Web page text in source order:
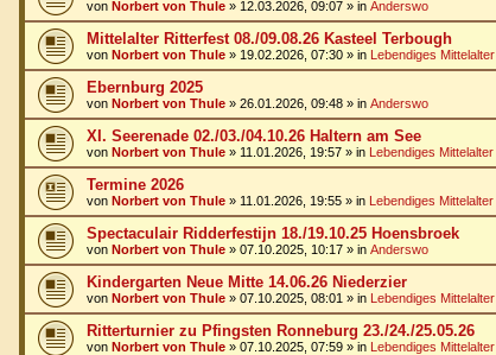
von Norbert von Thule » 12.03.2026, 09:07 » in Anderswo
Mittelalter Ritterfest 08./09.08.26 Kasteel Terbough
von Norbert von Thule » 19.02.2026, 07:30 » in Lebendiges Mittelalter
Ebernburg 2025
von Norbert von Thule » 26.01.2026, 09:48 » in Anderswo
XI. Seerenade 02./03./04.10.26 Haltern am See
von Norbert von Thule » 11.01.2026, 19:57 » in Lebendiges Mittelalter
Termine 2026
von Norbert von Thule » 11.01.2026, 19:55 » in Lebendiges Mittelalter
Spectaculair Ridderfestijn 18./19.10.25 Hoensbroek
von Norbert von Thule » 07.10.2025, 10:17 » in Anderswo
Kindergarten Neue Mitte 14.06.26 Niederzier
von Norbert von Thule » 07.10.2025, 08:01 » in Lebendiges Mittelalter
Ritterturnier zu Pfingsten Ronneburg 23./24./25.05.26
von Norbert von Thule » 07.10.2025, 07:59 » in Lebendiges Mittelalter